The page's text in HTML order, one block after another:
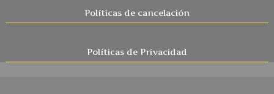
Políticas de cancelación
Políticas de Privacidad